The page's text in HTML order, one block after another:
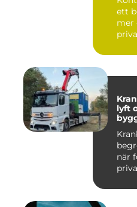
ett
mer
lyft
när